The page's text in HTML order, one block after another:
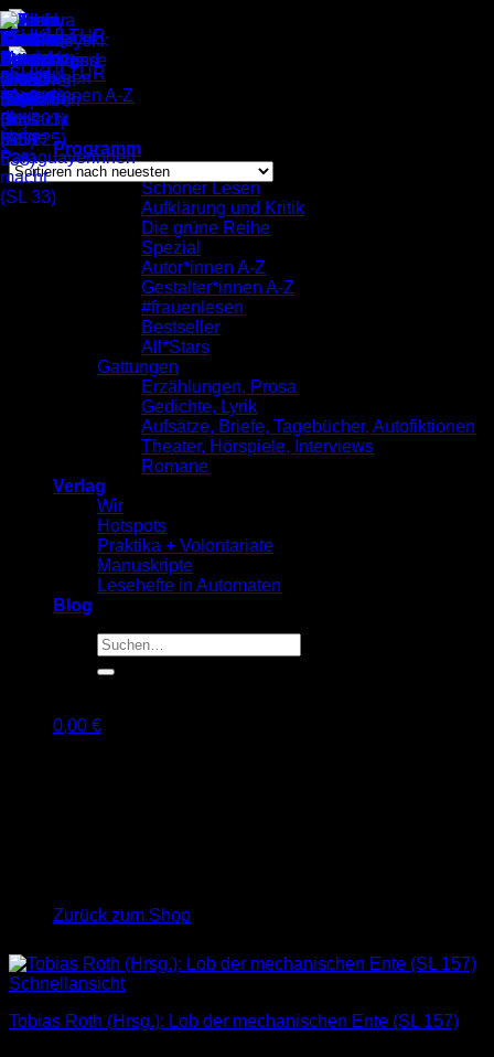
Zum
Inhalt
springen
Programm
komplett
Schöner Lesen
Aufklärung und Kritik
Die grüne Reihe
Spezial
Autor*innen A-Z
Gestalter*innen A-Z
#frauenlesen
Bestseller
All*Stars
Gattungen
Erzählungen, Prosa
Gedichte, Lyrik
Aufsätze, Briefe, Tagebücher, Autofiktionen
Theater, Hörspiele, Interviews
Romane
Verlag
Wir
Hotspots
Praktika + Volontariate
Manuskripte
Lesehefte in Automaten
Blog
Suche
nach:
0,00 €
Zurück zum Shop
Autor*innen A-Z
Einzelnes Ergebnis wird angezeigt
Schnellansicht
Tobias Roth (Hrsg.): Lob der mechanischen Ente (SL 157)